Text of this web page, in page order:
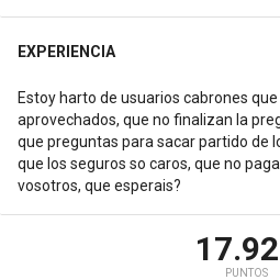
EXPERIENCIA
Estoy harto de usuarios cabrones
aprovechados, que no finalizan la
que preguntas para sacar partido de
que los seguros so caros, que no
vosotros, que esperais?
PUNTOS